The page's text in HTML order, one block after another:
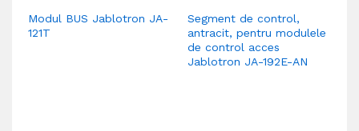
Modul BUS Jablotron JA-
121T
Segment de control,
antracit, pentru modulele
de control acces
Jablotron JA-192E-AN